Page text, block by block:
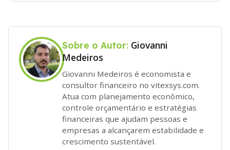
Sobre o Autor: Giovanni
Medeiros
Giovanni Medeiros é economista e
consultor financeiro no vitexsys.com.
Atua com planejamento econômico,
controle orçamentário e estratégias
financeiras que ajudam pessoas e
empresas a alcançarem estabilidade e
crescimento sustentável.